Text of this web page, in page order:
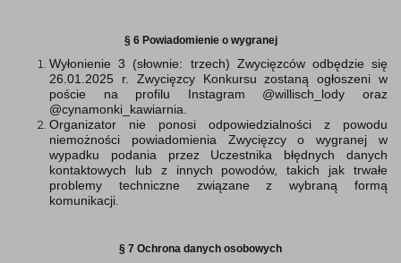
§ 6 Powiadomienie o wygranej
Wyłonienie 3 (słownie: trzech) Zwycięzców odbędzie się
26.01.2025 r. Zwycięzcy Konkursu zostaną ogłoszeni w
poście na profilu Instagram @willisch_lody oraz
@cynamonki_kawiarnia.
Organizator nie ponosi odpowiedzialności z powodu
niemożności powiadomienia Zwycięzcy o wygranej w
wypadku podania przez Uczestnika błędnych danych
kontaktowych lub z innych powodów, takich jak trwałe
problemy techniczne związane z wybraną formą
komunikacji.
§ 7 Ochrona danych osobowych